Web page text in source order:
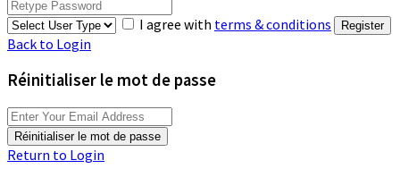
I agree with terms & conditions Register
Back to Login
Réinitialiser le mot de passe
Réinitialiser le mot de passe
Return to Login